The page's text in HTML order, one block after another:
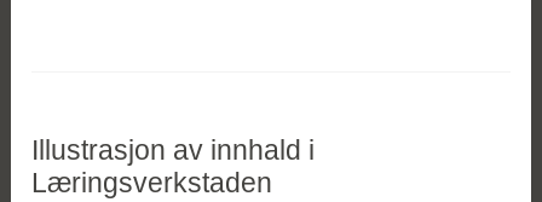
Illustrasjon av innhald i
Læringsverkstaden